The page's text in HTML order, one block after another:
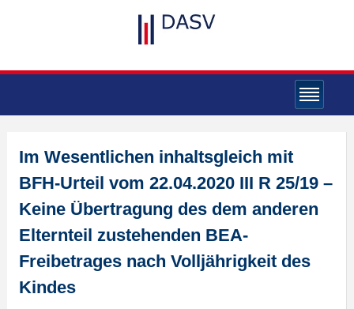
Im Wesentlichen inhaltsgleich mit
BFH-Urteil vom 22.04.2020 III R 25/19 –
Keine Übertragung des dem anderen
Elternteil zustehenden BEA-
Freibetrages nach Volljährigkeit des
Kindes